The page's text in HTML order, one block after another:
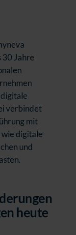
30 Jahre
verbindet
mit
digitale
und
heute